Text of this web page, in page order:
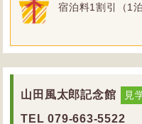
宿泊料1割引（1
山田風太郎記念館 見
TEL 079-663-5522